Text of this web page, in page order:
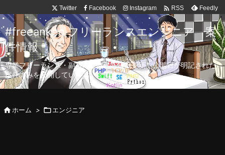
Twitter Facebook Instagram  RSS Feedly
#freeanken フリーランスエンジニア 案
件情報
専業フリーランス・副業向け案件を毎日更新！公開日が明記された
案件のみを公開しています。
ホーム > エンジニア